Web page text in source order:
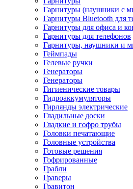
Гарнитуры (наушники с
Гарнитуры Bluetooth для
Гарнитуры для офиса и
Гарнитуры для телефонов
Гарнитуры, наушники и
Геймпады
Гелевые ручки
Генераторы
Генераторы
Гигиенические товары
Гидроаккумуляторы
Гирлянды электрические
Гладильные доски
Гладкие и гофро трубы
Головки печатающие
Головные устройства
Готовые решения
Гофрированные
Грабли
Граверы
Гравитон